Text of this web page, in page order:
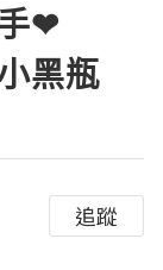
❤
黑瓶
追蹤